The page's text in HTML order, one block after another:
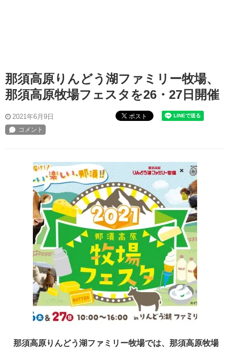
那須高原りんどう湖ファミリー牧場、
那須高原牧場フェスタを26・27日開催
2021年6月9日 ポスト
那須高原りんどう湖ファミリー牧場では、那須高原牧場